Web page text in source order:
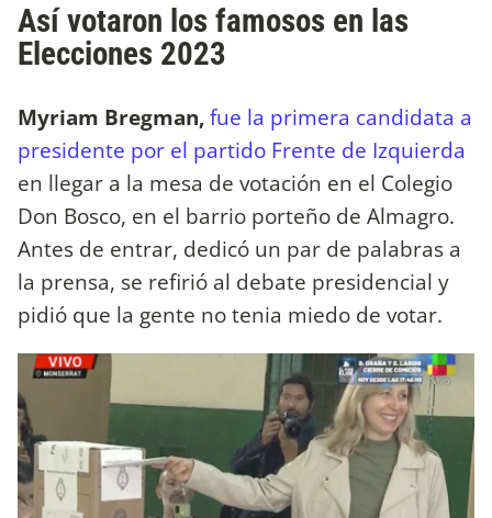
Así votaron los famosos en las
Elecciones 2023
Myriam Bregman,fue la primera candidata a
presidente por el partido Frente de Izquierda
en llegar a la mesa de votación en el Colegio
Don Bosco, en el barrio porteño de Almagro.
Antes de entrar, dedicó un par de palabras a
la prensa, se refirió al debate presidencial y
pidió que la gente no tenia miedo de votar.